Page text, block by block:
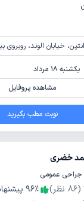
الوند، روبروی بیمارستان کسری، بن بست آریا، ساختمان پزشکان
یکشنبه 18 مرداد
مشاهده پروفایل
نوبت مطب بگیرید
خضری
عمومی
(
86 نظر) 96٪